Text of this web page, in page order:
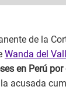
de la
Wanda del
en Perú
acusada